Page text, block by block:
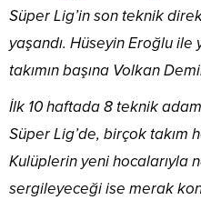
Süper Lig’in son teknik
yaşandı. Hüseyin Eroğlu ile
takımın başına Volkan
İlk 10 haftada 8 teknik
Süper Lig’de, birçok takım
Kulüplerin yeni hocalarıyla
sergileyeceği ise merak